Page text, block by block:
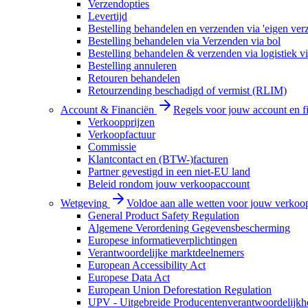
Verzendopties
Levertijd
Bestelling behandelen en verzenden via 'eigen
Bestelling behandelen via Verzenden via bol
Bestelling behandelen & verzenden via logistiek
Bestelling annuleren
Retouren behandelen
Retourzending beschadigd of vermist (RLIM)
Account & Financiën
Regels voor jouw account en
Verkoopprijzen
Verkoopfactuur
Commissie
Klantcontact en (BTW-)facturen
Partner gevestigd in een niet-EU land
Beleid rondom jouw verkoopaccount
Wetgeving
Voldoe aan alle wetten voor jouw
General Product Safety Regulation
Algemene Verordening Gegevensbescherming
Europese informatieverplichtingen
Verantwoordelijke marktdeelnemers
European Accessibility Act
Europese Data Act
European Union Deforestation Regulation
UPV - Uitgebreide